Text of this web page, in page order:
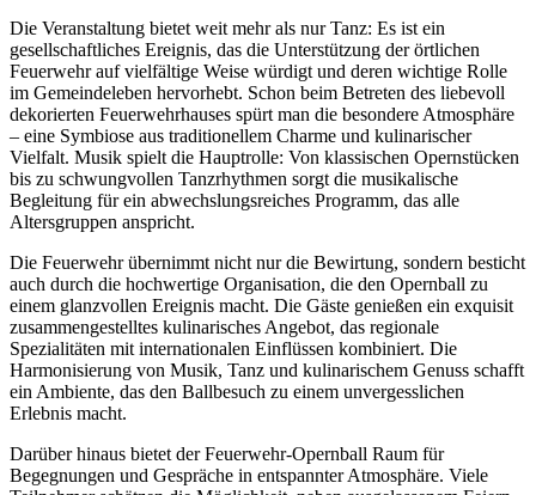
Die Veranstaltung bietet weit mehr als nur Tanz: Es ist ein
gesellschaftliches Ereignis, das die Unterstützung der örtlichen
Feuerwehr auf vielfältige Weise würdigt und deren wichtige Rolle
im Gemeindeleben hervorhebt. Schon beim Betreten des liebevoll
dekorierten Feuerwehrhauses spürt man die besondere Atmosphäre
– eine Symbiose aus traditionellem Charme und kulinarischer
Vielfalt. Musik spielt die Hauptrolle: Von klassischen Opernstücken
bis zu schwungvollen Tanzrhythmen sorgt die musikalische
Begleitung für ein abwechslungsreiches Programm, das alle
Altersgruppen anspricht.
Die Feuerwehr übernimmt nicht nur die Bewirtung, sondern besticht
auch durch die hochwertige Organisation, die den Opernball zu
einem glanzvollen Ereignis macht. Die Gäste genießen ein exquisit
zusammengestelltes kulinarisches Angebot, das regionale
Spezialitäten mit internationalen Einflüssen kombiniert. Die
Harmonisierung von Musik, Tanz und kulinarischem Genuss schafft
ein Ambiente, das den Ballbesuch zu einem unvergesslichen
Erlebnis macht.
Darüber hinaus bietet der Feuerwehr-Opernball Raum für
Begegnungen und Gespräche in entspannter Atmosphäre. Viele